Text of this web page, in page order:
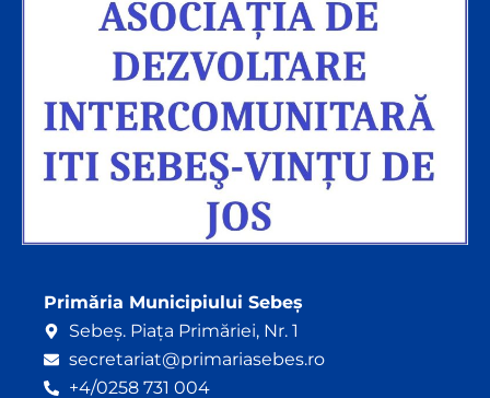
Primăria Municipiului Sebeș
Sebeș. Piața Primăriei, Nr. 1
secretariat@primariasebes.ro
+4/0258 731 004